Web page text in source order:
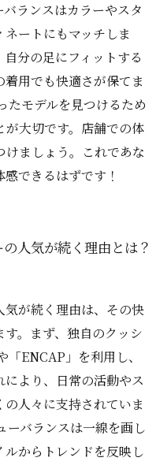
ランスはカラーやスタ
ートにもマッチしま
分の足にフィットする
用でも快適さが保てま
たモデルを見つけるため
が大切です。店舗での体
ましょう。これであな
できるはずです！
人気が続く理由とは？
が続く理由は、その快
。まず、独自のクッシ
ENCAP」を利用し、
より、日常の活動やス
人々に支持されていま
ーバランスは一線を画し
からトレンドを反映し